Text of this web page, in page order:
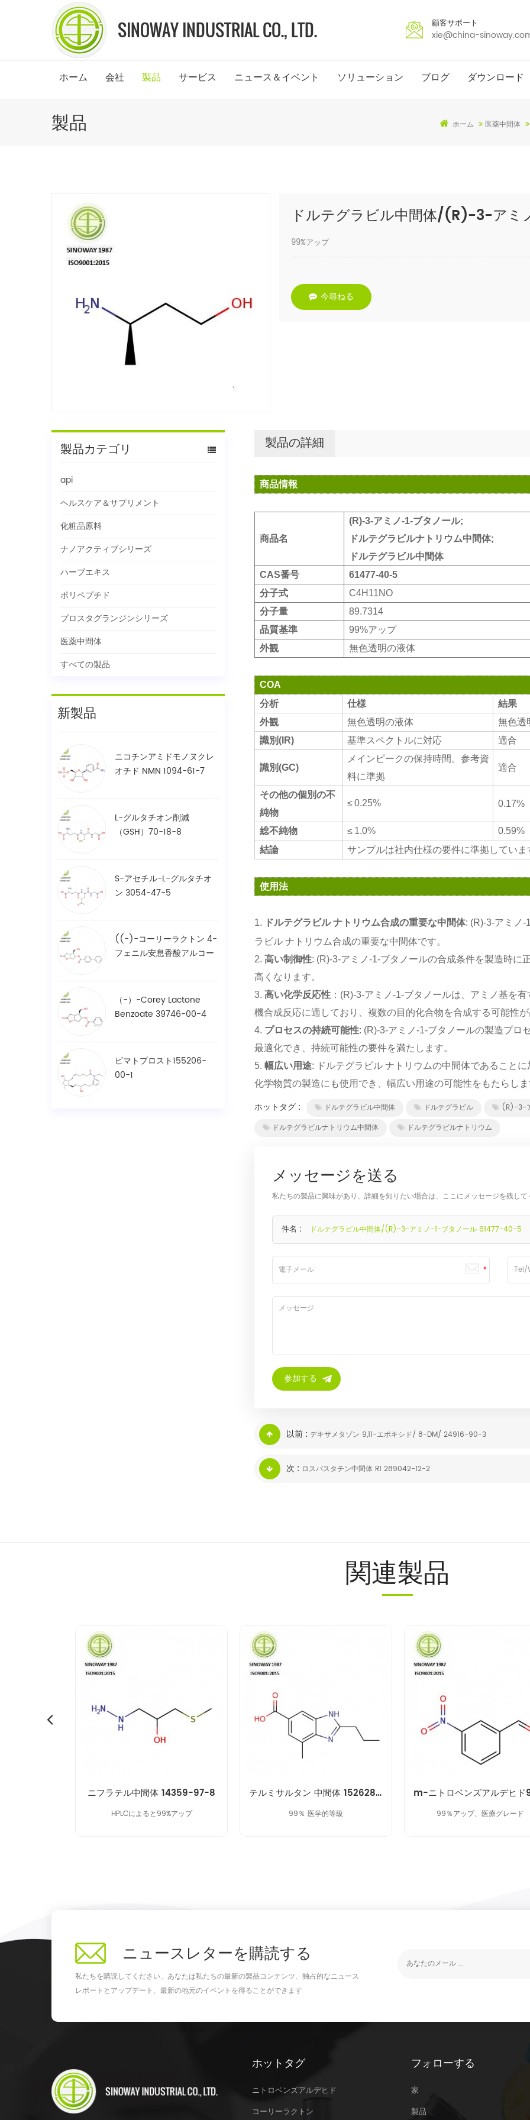
顧客サポート
xie@china-
ホーム 会社 製品 サービス ニュース＆イベント ソリューション ブログ ダウンロード
製品 ホーム 医薬中間体
ドルテグラビル中間体/(R)-3-ア
99%アップ
今尋ねる
製品カテゴリ
api
ヘルスケア＆サプリメント
化粧品原料
ナノアクティブシリーズ
ハーブエキス
ポリペプチド
プロスタグランジンシリーズ
医薬中間体
すべての製品
新製品
ニコチンアミドモノヌクレ
オチド NMN 1094-61-7
L-グルタチオン削減
（GSH）70-18-8
S-アセチル-L-グルタチオ
ン 3054-47-5
((-)-コーリーラクトン 4-
フェニル安息香酸アルコー
（-）-Corey Lactone
Benzoate 39746-00-4
ビマトプロスト155206-
00-1
製品の詳細
商品情報
商品名
(R)-3-アミノ-1-ブタノール;
ドルテグラビルナトリウム中間体;
ドルテグラビル中間体
CAS番号
61477-40-5
分子式
C4H11NO
分子量
89.7314
品質基準
99%アップ
外観
無色透明の液体
COA
分析
仕様
結果
外観
無色透明の液体
無色透
識別(IR)
基準スペクトルに対応 適合
識別(GC)
メインピークの保持時間 。 参考資
料に準拠
適合
その他の個別の不
純物
≤ 0.25% 0.17%
総不純物 ≤ 1.0%
0.59%
結論
サンプルは社内仕様の要件に準拠していま
使用法
1. ドルテグラビル ナトリウム合成の重要な中間体: (R)-3-アミノ-
ラビル ナトリウム合成の重要な中間体です。
2. 高い制御性: (R)-3-アミノ-1-ブタノールの合成条件を製造時に
高くなります。
3. 高い化学反応性：(R)-3-アミノ-1-ブタノールは、アミノ基を
機合成反応に適しており、複数の目的化合物を合成する可能性
4. プロセスの持続可能性: (R)-3-アミノ-1-ブタノールの製造プロ
最適化でき、持続可能性の要件を満たします。
5. 幅広い用途: ドルテグラビル ナトリウムの中間体であること
化学物質の製造にも使用でき、幅広い用途の可能性をもたらし
ホットタグ : ドルテグラビル中間体 ドルテグラビル
(R)-3-
ドルテグラビルナトリウム中間体
ドルテグラビルナトリウム
メッセージを送る
私たちの製品に興味があり、詳細を知りたい場合は、ここにメッセージを残し
件名 : ドルテグラビル中間体/(R)-3-アミノ-1-ブタノール 61477-40-5
以前 : デキサメタゾン 9,11-エポキシド/ 8-DM/ 24916-90-3
次 : ロスバスタチン中間体 R1 289042-12-2
関連製品
ニフラテル中間体 14359-97-8
HPLCによると99%アップ
テルミサルタン 中間体 152628-03-0
99％ 医学的等級 99％アップ、医療グレード
ニュースレターを購読する
私たちを購読してください、あなたは私たちの最新の製品コンテンツ、独占的なニュース
レポートとアップデート、最新の地元のイベントを得ることができます
ホットタグ
ニトロベンズアルデヒド
コーリーラクトン
フォローする
家
製品